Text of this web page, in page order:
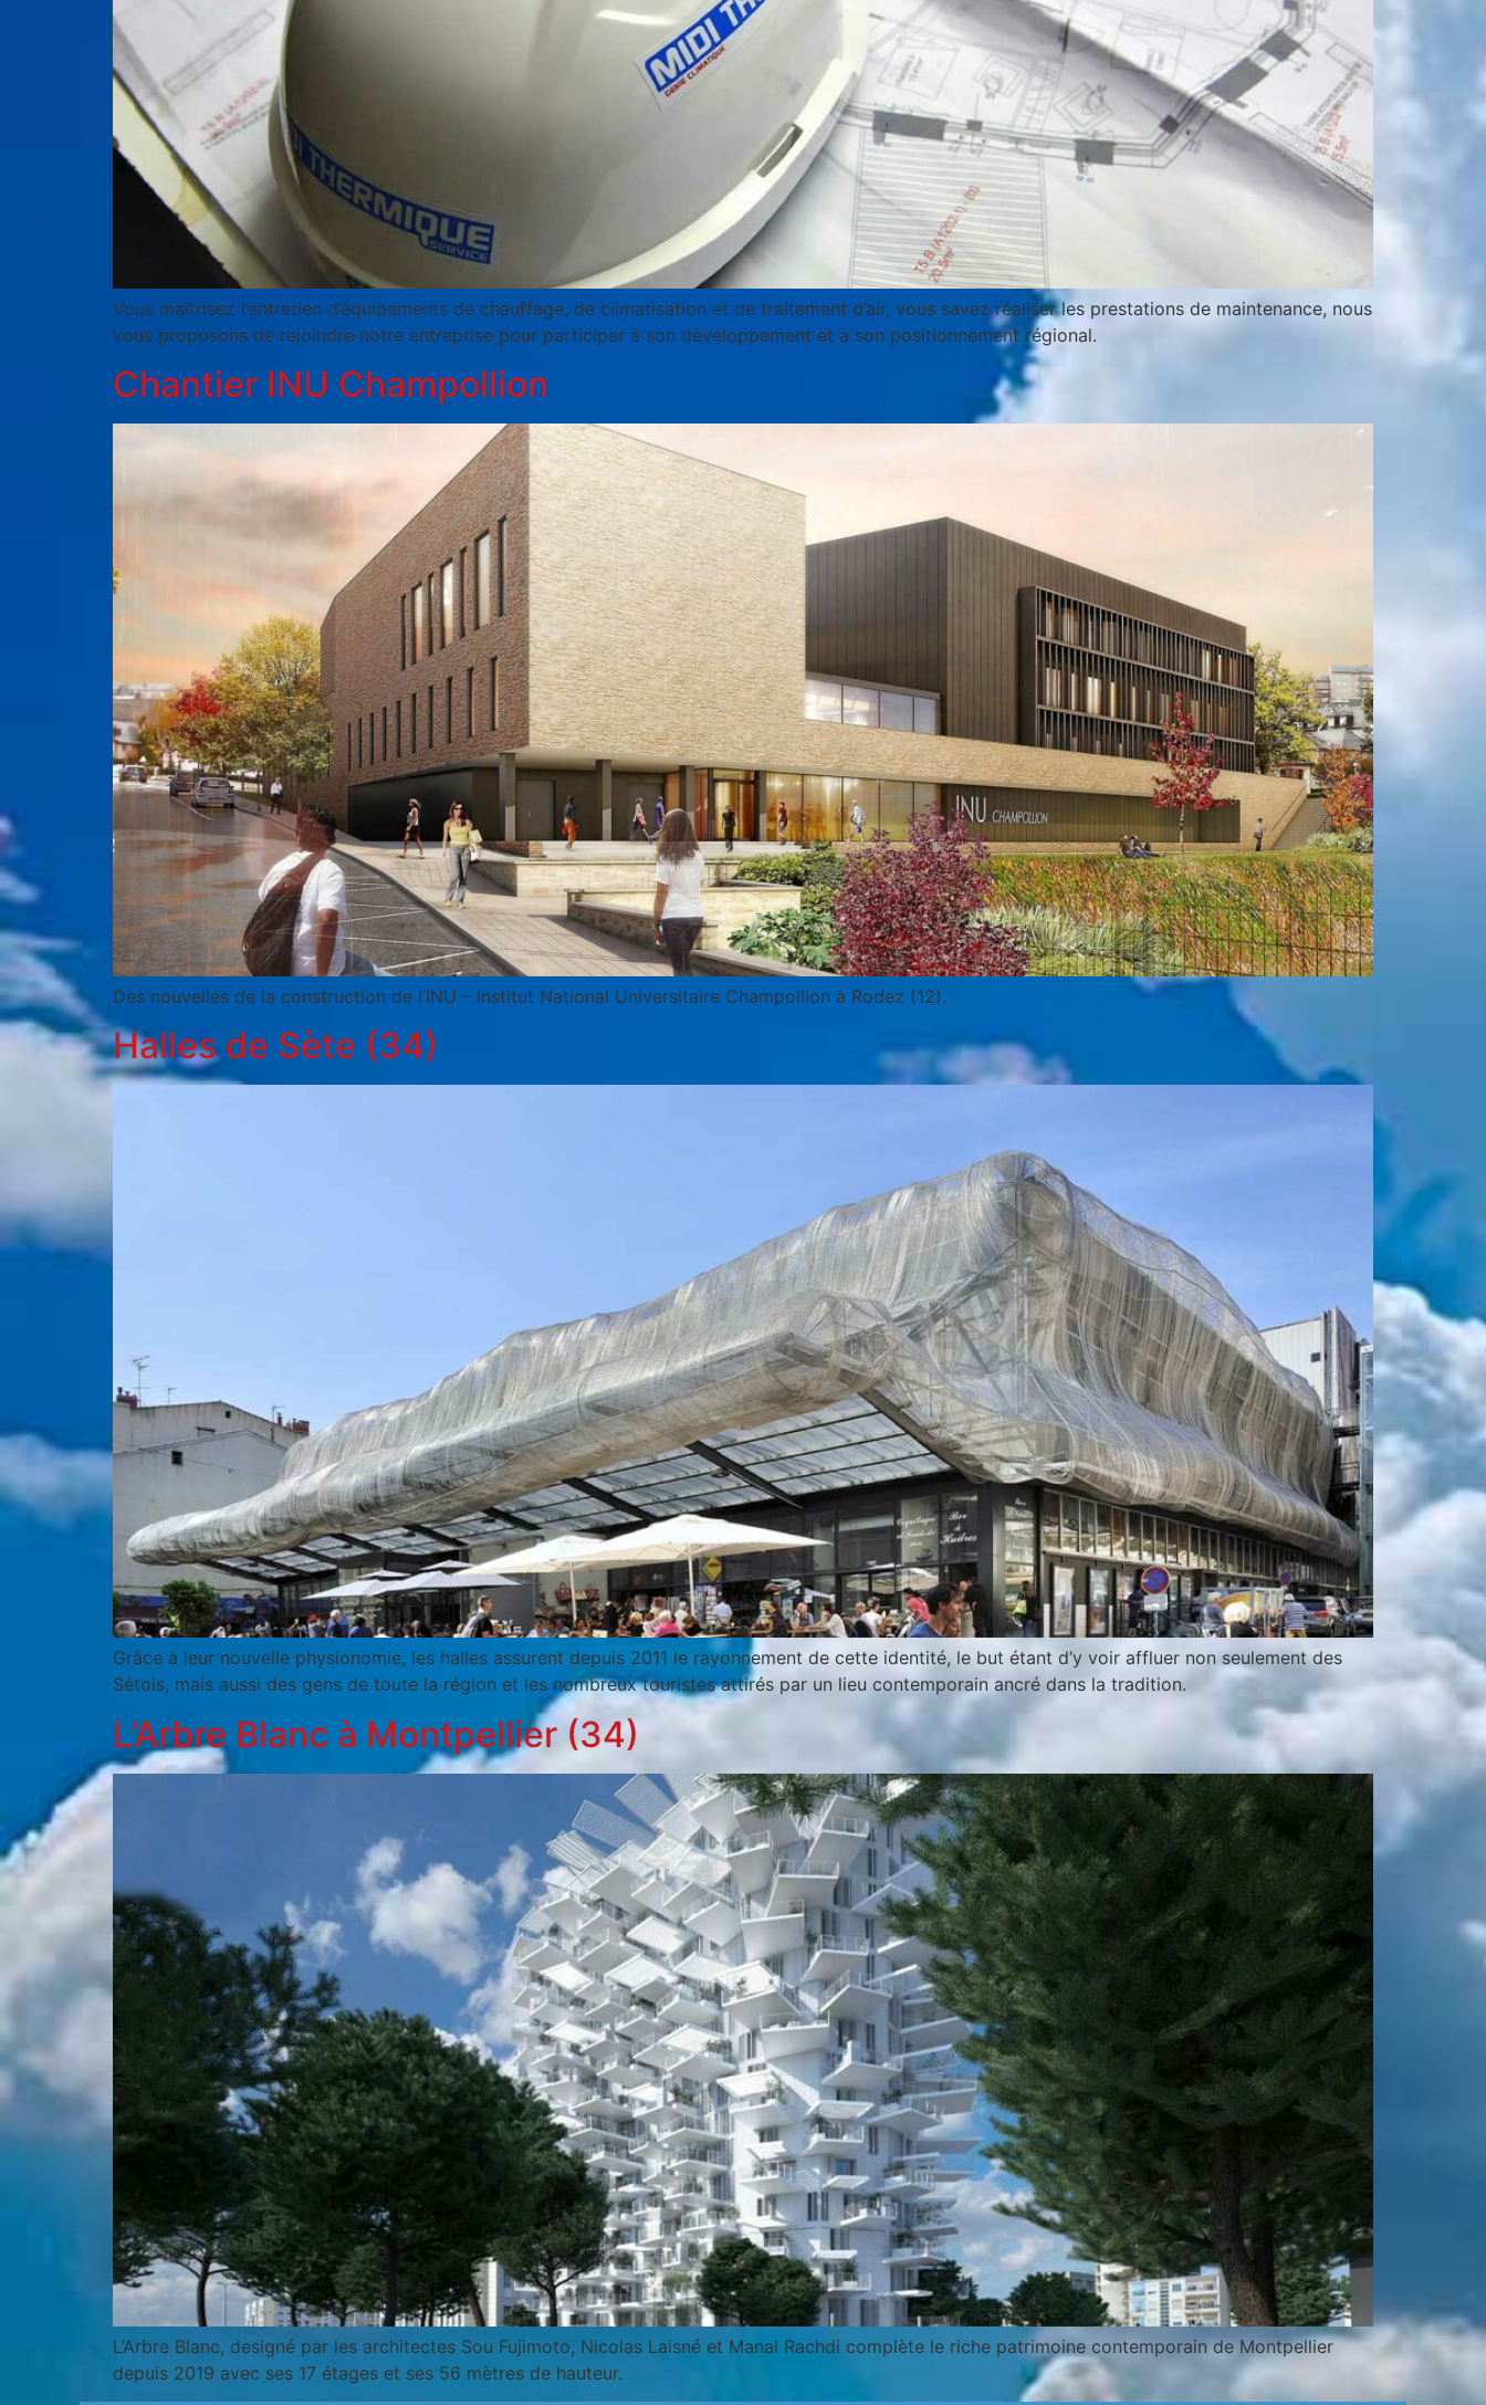
Vous maîtrisez l’entretien d’équipements de chauffage, de climatisation et de traitement d’air, vous savez réaliser les prestations de maintenance, nous
vous proposons de rejoindre notre entreprise pour participer à son développement et à son positionnement régional.
Chantier INU Champollion
Des nouvelles de la construction de l’INU – Institut National Universitaire Champollion à Rodez (12).
Halles de Sète (34)
Grâce à leur nouvelle physionomie, les halles assurent depuis 2011 le rayonnement de cette identité, le but étant d’y voir affluer non seulement des
Sétois, mais aussi des gens de toute la région et les nombreux touristes attirés par un lieu contemporain ancré dans la tradition.
L’Arbre Blanc à Montpellier (34)
L’Arbre Blanc, designé par les architectes Sou Fujimoto, Nicolas Laisné et Manal Rachdi complète le riche patrimoine contemporain de Montpellier
depuis 2019 avec ses 17 étages et ses 56 mètres de hauteur.